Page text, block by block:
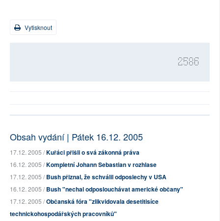
Vytisknout
2586
Obsah vydání | Pátek 16.12. 2005
17.12. 2005 /Kuřáci přišli o svá zákonná práva
16.12. 2005 /Kompletní Johann Sebastian v rozhlase
17.12. 2005 /Bush přiznal, že schválil odposlechy v USA
16.12. 2005 /Bush "nechal odposlouchávat americké občany"
17.12. 2005 /Občanská fóra "zlikvidovala desetitisíce
technickohospodářských pracovníků"